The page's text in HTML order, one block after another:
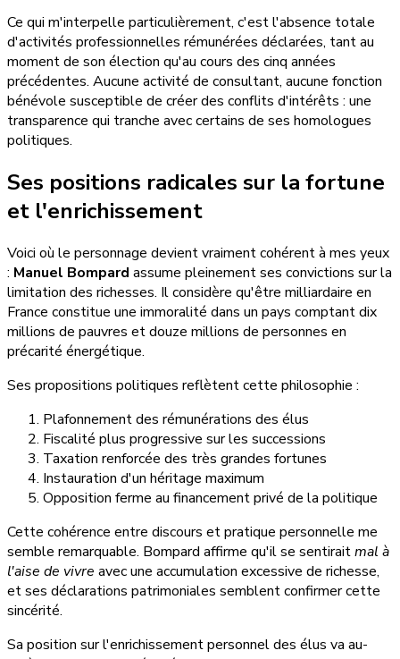
Ce qui m'interpelle particulièrement, c'est l'absence totale
d'activités professionnelles rémunérées déclarées, tant au
moment de son élection qu'au cours des cinq années
précédentes. Aucune activité de consultant, aucune fonction
bénévole susceptible de créer des conflits d'intérêts : une
transparence qui tranche avec certains de ses homologues
politiques.
Ses positions radicales sur la fortune
et l'enrichissement
Voici où le personnage devient vraiment cohérent à mes yeux
: Manuel Bompard assume pleinement ses convictions sur la
limitation des richesses. Il considère qu'être milliardaire en
France constitue une immoralité dans un pays comptant dix
millions de pauvres et douze millions de personnes en
précarité énergétique.
Ses propositions politiques reflètent cette philosophie :
Plafonnement des rémunérations des élus
Fiscalité plus progressive sur les successions
Taxation renforcée des très grandes fortunes
Instauration d'un héritage maximum
Opposition ferme au financement privé de la politique
Cette cohérence entre discours et pratique personnelle me
semble remarquable. Bompard affirme qu'il se sentiraitmal à
l'aise de vivre avec une accumulation excessive de richesse,
et ses déclarations patrimoniales semblent confirmer cette
sincérité.
Sa position sur l'enrichissement personnel des élus va au-